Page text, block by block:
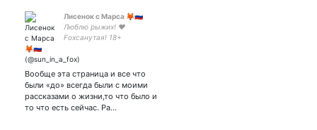
Лисенок с Марса 🦊🇷🇺
Люблю рыжих! ❤️
Foxсанутая! 18+
Вообще эта страница и все что
были «до» всегда были с моими
рассказами о жизни,то что было и
то что есть сейчас. Ра…